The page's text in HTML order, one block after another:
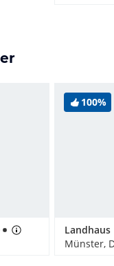
100%
Landhaus
Münster,